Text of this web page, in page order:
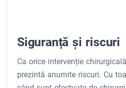
Siguranță și riscuri
Ca orice intervenție
prezintă anumite riscuri. Cu